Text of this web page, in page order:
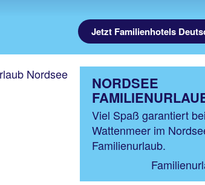
Jetzt Familienhotels
NORDSEE
Viel Spaß garantiert
Wattenmeer im
Familienurlaub.